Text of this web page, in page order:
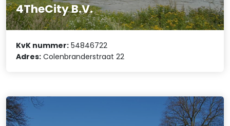
4TheCity B.V.
KvK nummer: 54846722
Adres: Colenbranderstraat 22